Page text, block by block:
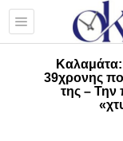
Καλαμάτα:
39χρονης
της – Την